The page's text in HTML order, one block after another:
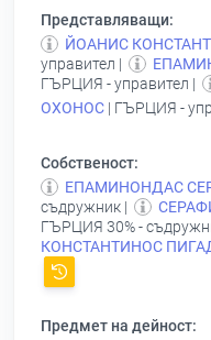
Представляващи:
ЙОАНИС
управител |
ГЪРЦИЯ - управител |
ОХОНОС | ГЪРЦИЯ -
Собственост:
ЕПАМИНОНДАС
съдружник |
ГЪРЦИЯ 30% -
КОНСТАНТИНОС
Предмет на дейност: